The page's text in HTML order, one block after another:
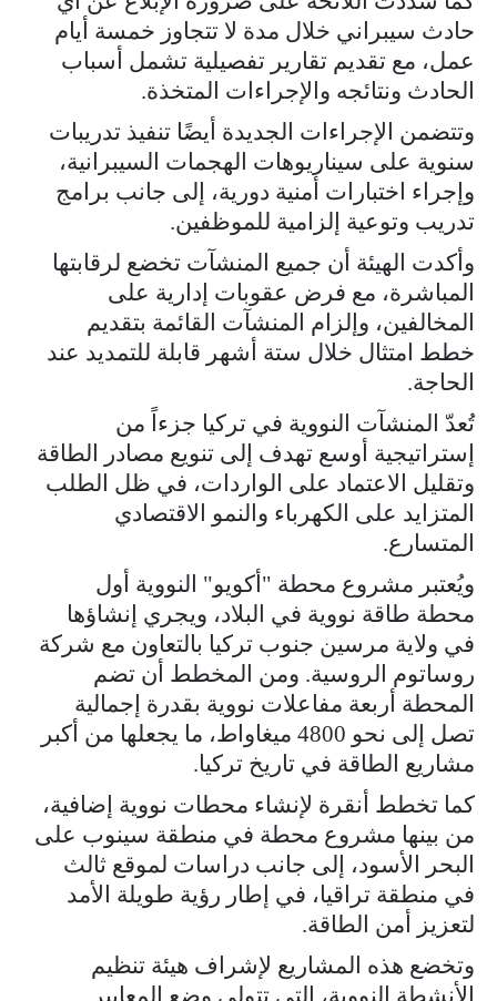
حادث سيبراني خلال مدة لا تتجاوز خمسة أيام
عمل، مع تقديم تقارير تفصيلية تشمل أسباب
الحادث ونتائجه والإجراءات المتخذة.
وتتضمن الإجراءات الجديدة أيضًا تنفيذ تدريبات
سنوية على سيناريوهات الهجمات السيبرانية،
وإجراء اختبارات أمنية دورية، إلى جانب برامج
تدريب وتوعية إلزامية للموظفين.
وأكدت الهيئة أن جميع المنشآت تخضع لرقابتها
المباشرة، مع فرض عقوبات إدارية على
المخالفين، وإلزام المنشآت القائمة بتقديم
خطط امتثال خلال ستة أشهر قابلة للتمديد عند
الحاجة.
تُعدّ المنشآت النووية في تركيا جزءاً من
إستراتيجية أوسع تهدف إلى تنويع مصادر الطاقة
وتقليل الاعتماد على الواردات، في ظل الطلب
المتزايد على الكهرباء والنمو الاقتصادي
المتسارع.
ويُعتبر مشروع محطة "أكويو" النووية أول
محطة طاقة نووية في البلاد، ويجري إنشاؤها
في ولاية مرسين جنوب تركيا بالتعاون مع شركة
روساتوم الروسية. ومن المخطط أن تضم
المحطة أربعة مفاعلات نووية بقدرة إجمالية
تصل إلى نحو 4800 ميغاواط، ما يجعلها من أكبر
مشاريع الطاقة في تاريخ تركيا.
كما تخطط أنقرة لإنشاء محطات نووية إضافية،
من بينها مشروع محطة في منطقة سينوب على
البحر الأسود، إلى جانب دراسات لموقع ثالث
في منطقة تراقيا، في إطار رؤية طويلة الأمد
لتعزيز أمن الطاقة.
وتخضع هذه المشاريع لإشراف هيئة تنظيم
الأنشطة النووية، التي تتولى وضع المعايير